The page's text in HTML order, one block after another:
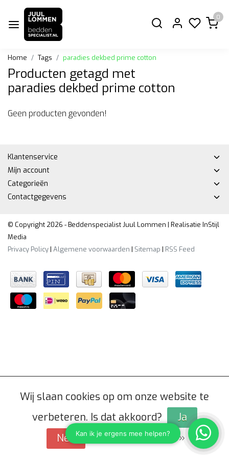
0
Home Tags paradies dekbed prime cotton
Producten getagd met
paradies dekbed prime cotton
Geen producten gevonden!
Klantenservice
Mijn account
Categorieën
Contactgegevens
© Copyright 2026 - Beddenspecialist Juul Lommen | Realisatie InStijl
Media
Privacy Policy| Algemene voorwaarden | Sitemap | RSS Feed
Wij slaan cookies op om onze website te
verbeteren. Is dat akkoord?
Ja
Nee
Meer over cookies »